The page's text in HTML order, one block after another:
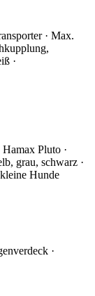
· Max.
·
Pluto ·
grau, schwarz ·
Hunde
·